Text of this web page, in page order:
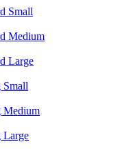
Small
Medium
Large
Small
Medium
Large